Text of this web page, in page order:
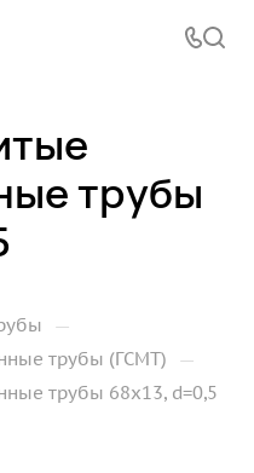
трубы
—
трубы (ГСМТ) —
трубы 68х13, d=0,5